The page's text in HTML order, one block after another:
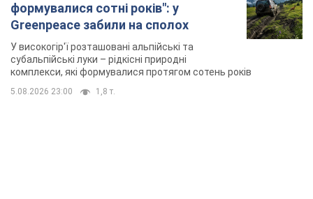
формувалися сотні років": у
Greenpeace забили на сполох
У високогір'ї розташовані альпійські та
субальпійські луки – рідкісні природні
комплекси, які формувалися протягом сотень років
5.08.2026 23:00 1,8 т.